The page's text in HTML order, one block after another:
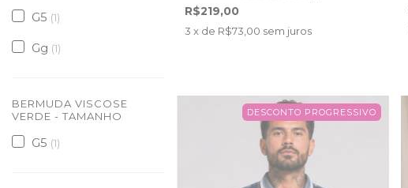
G5 (1)
Gg (1)
BERMUDA VISCOSE
VERDE - TAMANHO
G5 (1)
R$219,00
3 x de R$73,00 sem juros
DESCONTO PROGRESSIVO